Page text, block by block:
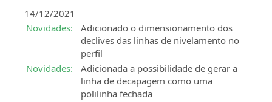
14/12/2021
Novidades:
Adicionado o dimensionamento dos
declives das linhas de nivelamento no
perfil
Novidades:
Adicionada a possibilidade de gerar a
linha de decapagem como uma
polilinha fechada